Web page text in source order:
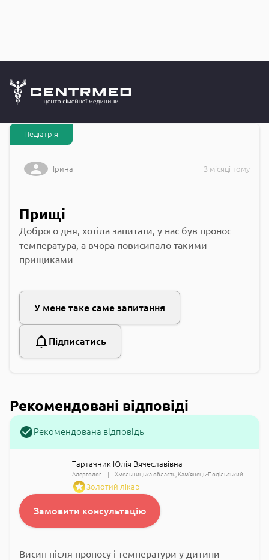
CENTRMED: Задай питання лікарю онлайн
Педіатрія
Ірина 3 місяці тому
Прищі
Доброго дня, хотіла запитати, у нас був пронос
температура, а вчора повисипало такими
прищиками
У мене таке саме запитання
Підписатись
Рекомендовані відповіді
Рекомендована відповідь
Тартачник Юлія Вячеславівна
Алерголог Хмельницька область Кам'янець-Подільський
Золотий лікар
Замовити консультацію
Висип після проносу і температури у дитини-